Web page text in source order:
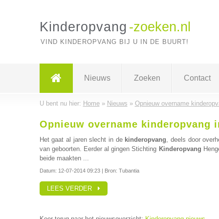
Kinderopvang -zoeken.nl
VIND KINDEROPVANG BIJ U IN DE BUURT!
Nieuws Zoeken Contact
U bent nu hier: Home» Nieuws » Opnieuw overname
Opnieuw overname kinderopvang
Het gaat al jaren slecht in de kinderopvang, deels door
van geboorten. Eerder al gingen Stichting Kinderopvang
beide maakten ...
Datum: 12-07-2014 09:23| Bron: Tubantia
LEES VERDER